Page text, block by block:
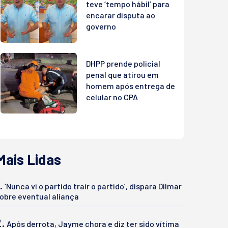
teve ‘tempo hábil’ para
encarar disputa ao
governo
DHPP prende policial
penal que atirou em
homem após entrega de
celular no CPA
Lidas
‘Nunca vi o partido trair o partido’, dispara Dilmar
eventual aliança
Após derrota, Jayme chora e diz ter sido vítima